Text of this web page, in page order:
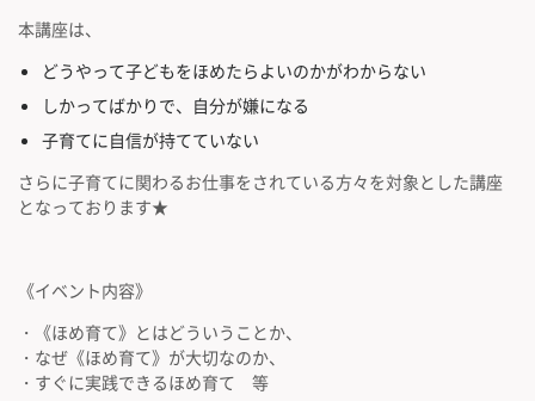
本講座は、
どうやって子どもをほめたらよいのかがわからない
しかってばかりで、自分が嫌になる
子育てに自信が持てていない
さらに子育てに関わるお仕事をされている方々を対象とした講座
となっております★
《イベント内容》
・《ほめ育て》とはどういうことか、
・なぜ《ほめ育て》が大切なのか、
・すぐに実践できるほめ育て 等